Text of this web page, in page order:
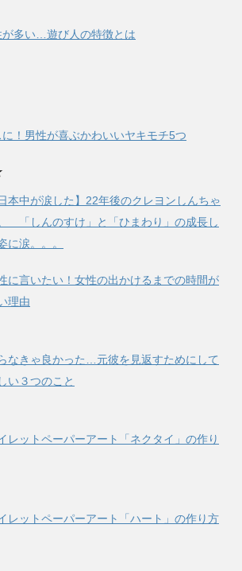
が多い…遊び人の特徴とは
！男性が喜ぶかわいいヤキモチ5つ
日本中が涙した】22年後のクレヨンしんちゃ
「しんのすけ」と「ひまわり」の成長し
に涙。。。
に言いたい！女性の出かけるまでの時間が
理由
なきゃ良かった…元彼を見返すためにして
い３つのこと
レットペーパーアート「ネクタイ」の作り
レットペーパーアート「ハート」の作り方